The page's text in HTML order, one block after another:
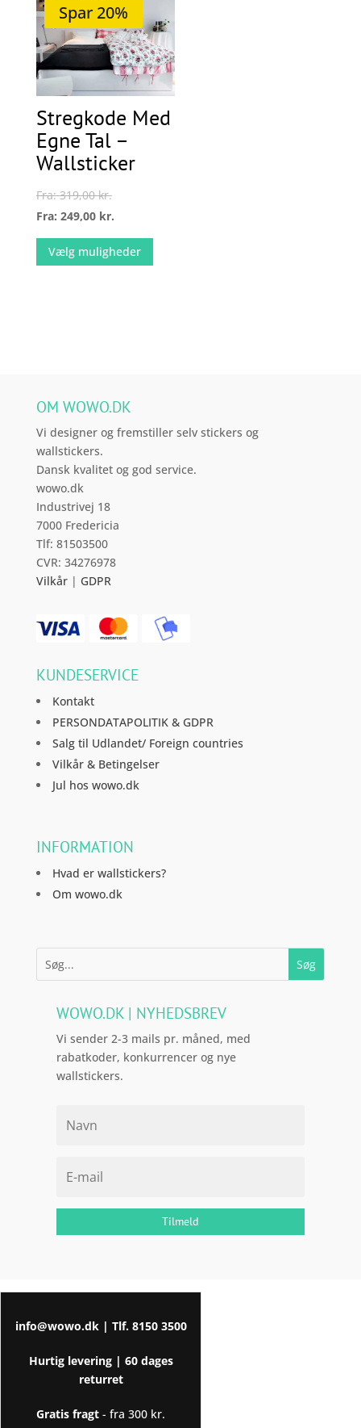
Spar 20%
Stregkode Med
Egne Tal –
Wallsticker
Fra:319,00kr.
Fra: 249,00 kr.
Vælg muligheder
Dette
varesiden
OM WOWO.DK
Vi designer og fremstiller selv stickers og
wallstickers.
Dansk kvalitet og god service.
wowo.dk
Industrivej 18
7000 Fredericia
Tlf: 81503500
CVR: 34276978
Vilkår| GDPR
KUNDESERVICE
Kontakt
PERSONDATAPOLITIK & GDPR
Salg til Udlandet/ Foreign countries
Vilkår & Betingelser
Jul hos wowo.dk
INFORMATION
Hvad er wallstickers?
Om wowo.dk
WOWO.DK | NYHEDSBREV
Vi sender 2-3 mails pr. måned, med
rabatkoder, konkurrencer og nye
wallstickers.
Tilmeld
info@wowo.dk| Tlf. 8150 3500
Hurtig levering | 60 dages
returret
Gratis fragt - fra 300 kr.